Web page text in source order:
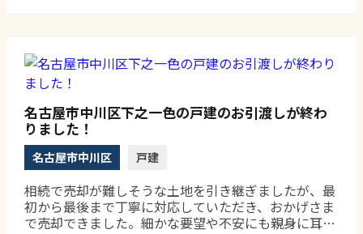
名古屋市中川区下之一色の戸建のお引渡しが終わ
りました！
名古屋市中川区 戸建
相続で売却が難しそうな土地を引き継ぎましたが、最
初から最後まで丁寧に対応していただき、おかげさま
で売却できました。細かな要望や不安にも親身に耳を